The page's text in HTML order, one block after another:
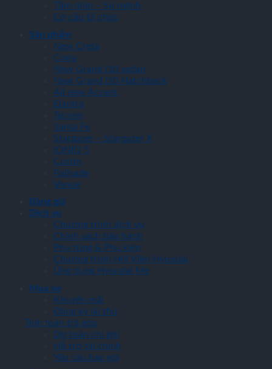
Tầm nhìn – Sứ mệnh
Cơ cấu tổ chức
Sản phẩm
New Creta
Creta
New Grand i10 sedan
New Grand i10 Hatchback
All new Accent
Elantra
Tucson
Santa Fe
Stargazer – Stargazer X
IONIQ 5
Custin
Palisade
Venue
Bảng giá
Dịch vụ
Chương trình dịch vụ
Chính sách bảo hành
Phụ tùng & Phụ kiện
Chương trình Hội Viên Hyundai
Ứng dụng Hyundai Me
Mua xe
Khuyến mãi
Đăng ký lái thử
Tính toán trả góp
Dự toán chi phí
Hỗ trợ tài chính
Yêu cầu báo giá